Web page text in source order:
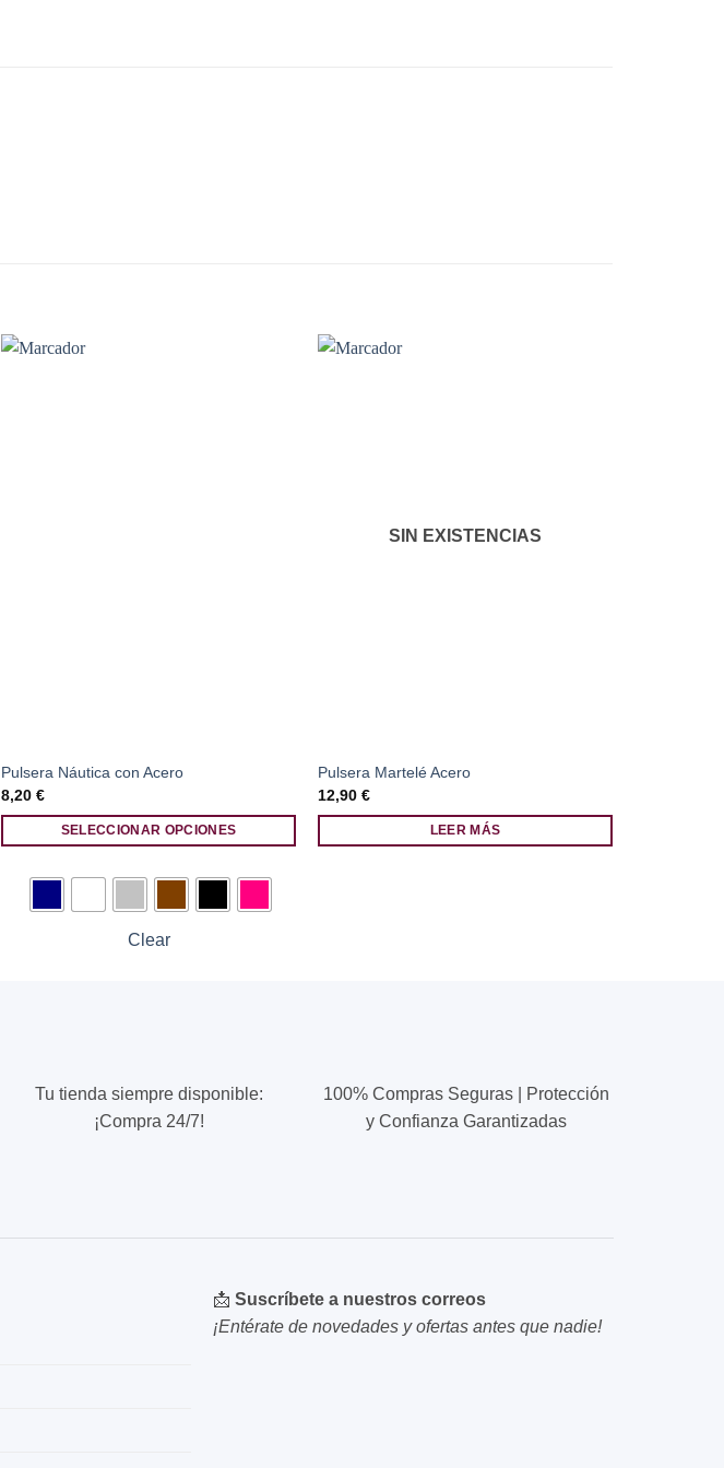
Pulsera Náutica con Acero
8,20 €
SELECCIONAR OPCIONES
producto
tiene
elegir
Clear
SIN EXISTENCIAS
Pulsera Martelé Acero
12,90 €
LEER MÁS
Tu tienda siempre disponible:
¡Compra 24/7!
100% Compras Seguras | Protección
y Confianza Garantizadas
📩 Suscríbete a nuestros correos
¡Entérate de novedades y ofertas antes que nadie!